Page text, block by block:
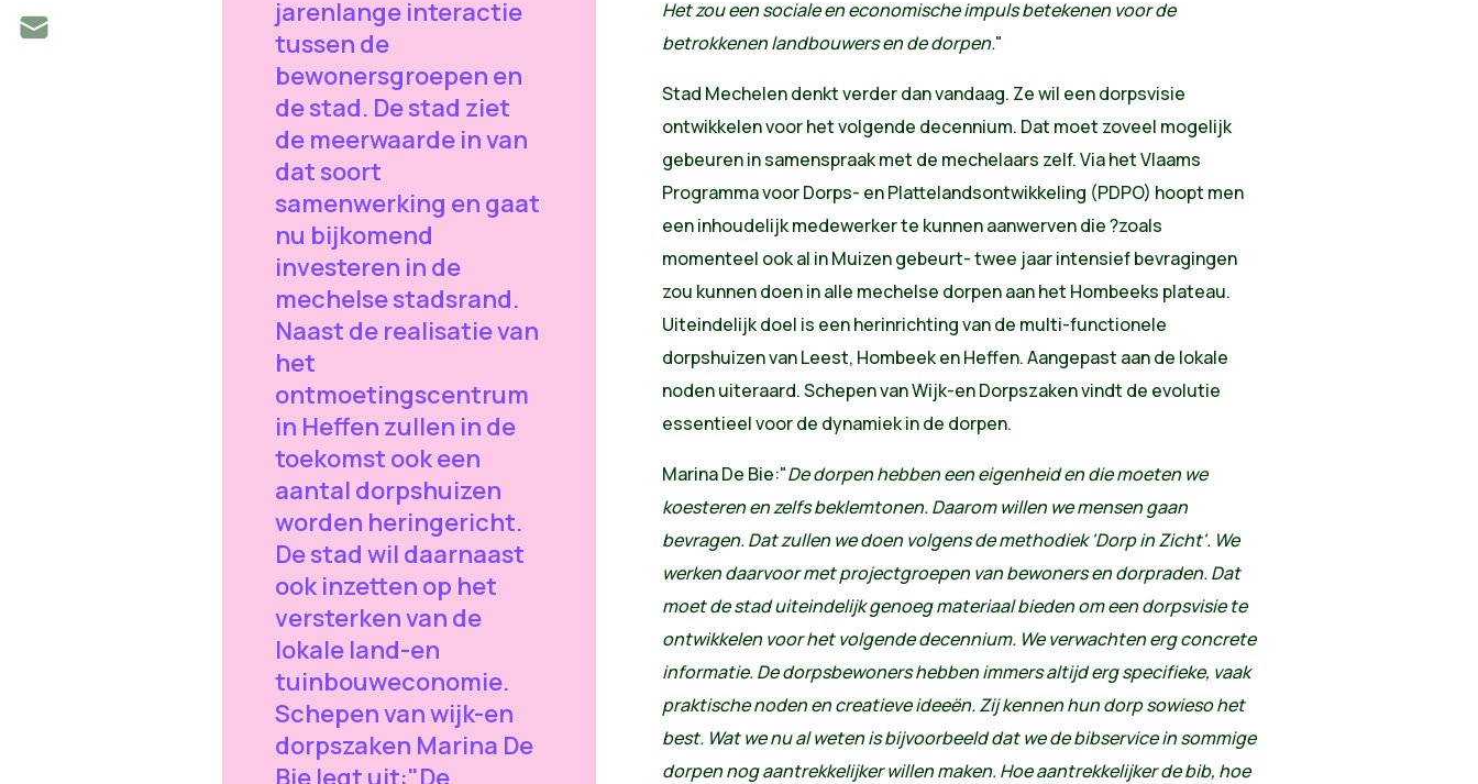
jarenlange interactie
tussen de
bewonersgroepen en
de stad. De stad ziet
de meerwaarde in van
dat soort
samenwerking en gaat
nu bijkomend
investeren in de
mechelse stadsrand.
Naast de realisatie van
het
ontmoetingscentrum
in Heffen zullen in de
toekomst ook een
aantal dorpshuizen
worden heringericht.
De stad wil daarnaast
ook inzetten op het
versterken van de
lokale land-en
tuinbouweconomie.
Schepen van wijk-en
dorpszaken Marina De
Bie legt uit:"De
Het zou een sociale en economische impuls betekenen voor de
betrokkenen landbouwers en de dorpen."
Stad Mechelen denkt verder dan vandaag. Ze wil een dorpsvisie
ontwikkelen voor het volgende decennium. Dat moet zoveel mogelijk
gebeuren in samenspraak met de mechelaars zelf. Via het Vlaams
Programma voor Dorps- en Plattelandsontwikkeling (PDPO) hoopt men
een inhoudelijk medewerker te kunnen aanwerven die ?zoals
momenteel ook al in Muizen gebeurt- twee jaar intensief bevragingen
zou kunnen doen in alle mechelse dorpen aan het Hombeeks plateau.
Uiteindelijk doel is een herinrichting van de multi-functionele
dorpshuizen van Leest, Hombeek en Heffen. Aangepast aan de lokale
noden uiteraard. Schepen van Wijk-en Dorpszaken vindt de evolutie
essentieel voor de dynamiek in de dorpen.
Marina De Bie:"De dorpen hebben een eigenheid en die moeten we
koesteren en zelfs beklemtonen. Daarom willen we mensen gaan
bevragen. Dat zullen we doen volgens de methodiek 'Dorp in Zicht'. We
werken daarvoor met projectgroepen van bewoners en dorpraden. Dat
moet de stad uiteindelijk genoeg materiaal bieden om een dorpsvisie te
ontwikkelen voor het volgende decennium. We verwachten erg concrete
informatie. De dorpsbewoners hebben immers altijd erg specifieke, vaak
praktische noden en creatieve ideeën. Zij kennen hun dorp sowieso het
best. Wat we nu al weten is bijvoorbeeld dat we de bibservice in sommige
dorpen nog aantrekkelijker willen maken. Hoe aantrekkelijker de bib, hoe